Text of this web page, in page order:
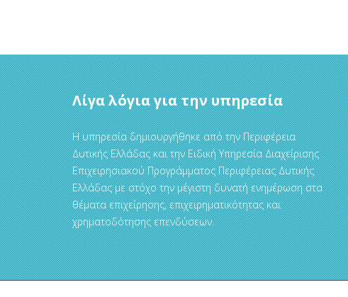
Λίγα λόγια για την υπηρεσία
Η υπηρεσία δημιουργήθηκε από την Περιφέρεια
Δυτικής Ελλάδας και την Ειδική Υπηρεσία Διαχείρισης
Επιχειρησιακού Προγράμματος Περιφέρειας Δυτικής
Ελλάδας με στόχο την μέγιστη δυνατή ενημέρωση στα
θέματα επιχείρησης, επιχειρηματικότητας και
χρηματοδότησης επενδύσεων.